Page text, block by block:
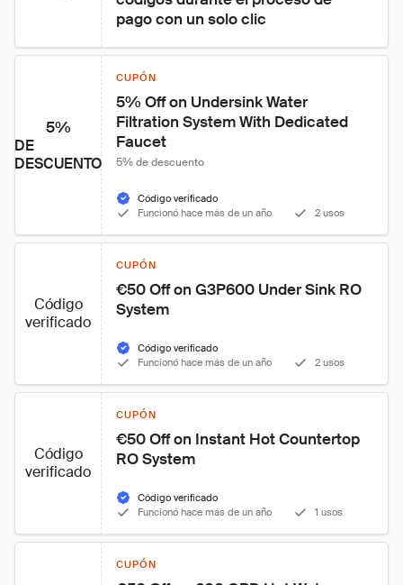
pago con un solo clic
5%
DE
DESCUENTO
CUPÓN
5% Off on Undersink Water
Filtration System With Dedicated
Faucet
5% de descuento
Código verificado
Funcionó hace más de un año
2 usos
Código
verificado
CUPÓN
€50 Off on G3P600 Under Sink RO
System
Código verificado
Funcionó hace más de un año
2 usos
Código
verificado
CUPÓN
€50 Off on Instant Hot Countertop
RO System
Código verificado
Funcionó hace más de un año
1 usos
CUPÓN